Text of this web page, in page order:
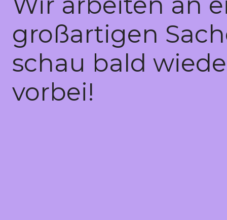
großartigen
schau bald
vorbei!